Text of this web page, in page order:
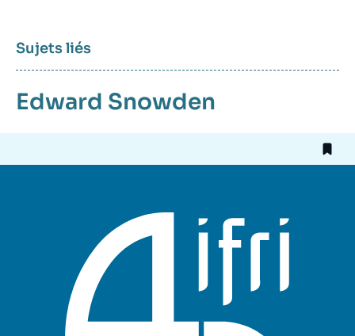
Sujets liés
Edward Snowden